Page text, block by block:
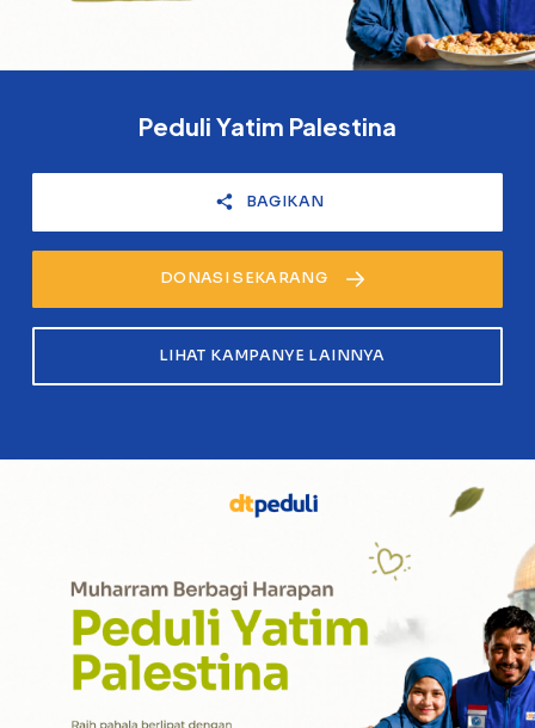
Peduli Yatim Palestina
BAGIKAN
DONASI SEKARANG
LIHAT KAMPANYE LAINNYA